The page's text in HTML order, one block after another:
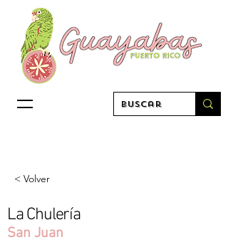
< Volver
La Chulería
San Juan